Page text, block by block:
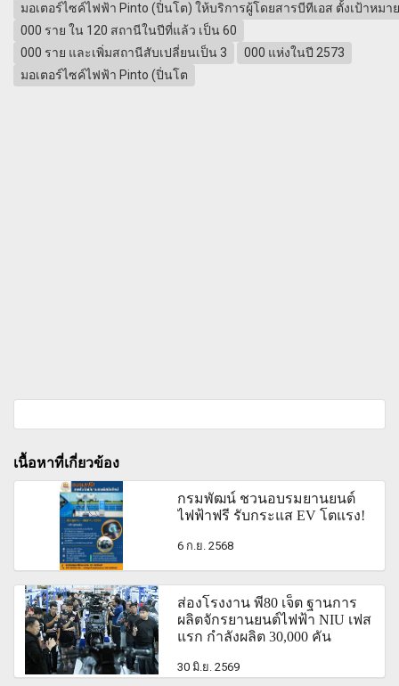
มอเตอร์ไซค์ไฟฟ้า Pinto (ปิ่นโต) ให้บริการผู้โดยสารบีทีเอส ตั้งเป้าหม
000 ราย ใน 120 สถานีในปีที่แล้ว เป็น 60
000 ราย และเพิ่มสถานีสับเปลี่ยนเป็น 3
000 แห่งในปี 2573
มอเตอร์ไซค์ไฟฟ้า Pinto (ปิ่นโต
เนื้อหาที่เกี่ยวข้อง
กรมพัฒน์ ชวนอบรมยานยนต์
ไฟฟ้าฟรี รับกระแส EV โตแรง!
6 ก.ย. 2568
ส่องโรงงาน พี80 เจ็ต ฐานการ
ผลิตจักรยานยนต์ไฟฟ้า NIU เฟส
แรก กำลังผลิต 30,000 คัน
30 มิ.ย. 2569